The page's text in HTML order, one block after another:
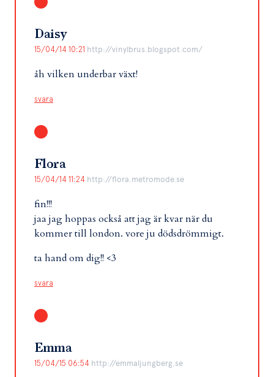
Daisy
15/04/14 10:21 http://vinylbrus.blogspot.com/
åh vilken underbar växt!
svara
Flora
15/04/14 11:24 http://flora.metromode.se
fin!!!
jaa jag hoppas också att jag är kvar när du
kommer till london. vore ju dödsdrömmigt.
ta hand om dig!! <3
svara
Emma
15/04/15 06:54 http://emmaljungberg.se